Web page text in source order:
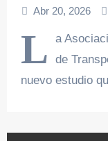
Abr 20, 2026
L
a
de
nuevo estudio